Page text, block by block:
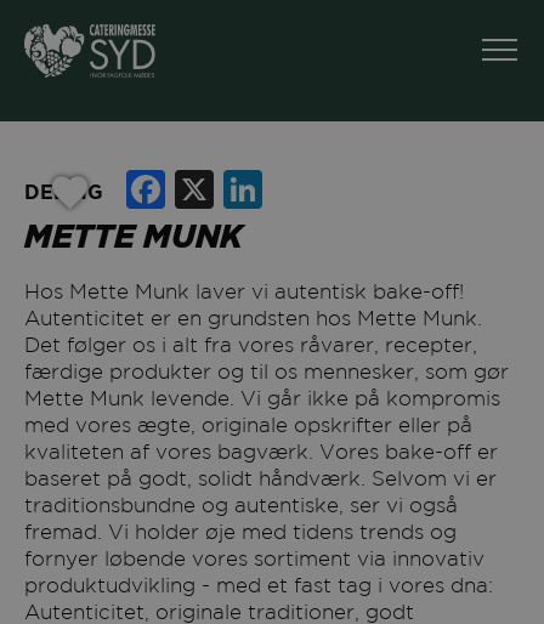
METTE MUNK
DELING Facebook
X
Hos Mette Munk laver vi autentisk bake-off!
Autenticitet er en grundsten hos Mette Munk.
Det følger os i alt fra vores råvarer, recepter,
færdige produkter og til os mennesker, som gør
Mette Munk levende. Vi går ikke på kompromis
med vores ægte, originale opskrifter eller på
kvaliteten af vores bagværk. Vores bake-off er
baseret på godt, solidt håndværk. Selvom vi er
traditionsbundne og autentiske, ser vi også
fremad. Vi holder øje med tidens trends og
fornyer løbende vores sortiment via innovativ
produktudvikling - med et fast tag i vores dna:
Autenticitet, originale traditioner, godt